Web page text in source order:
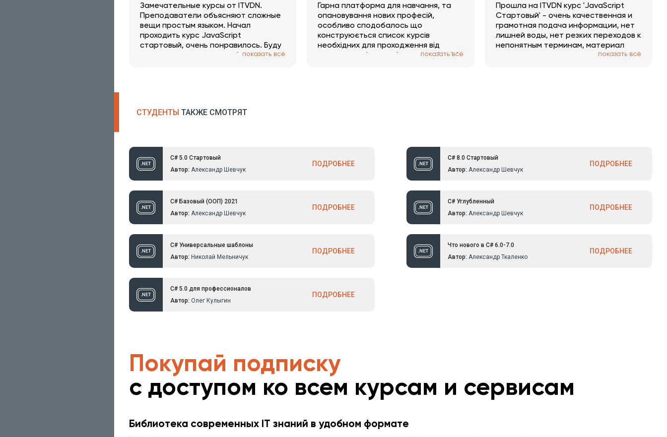
Замечательные курсы от ITVDN.
Преподаватели объясняют сложные
вещи простым языком. Начал
проходить курс JavaScript
стартовый, очень понравилось. Буду
рекомендовать эту платформупоказать всё
Гарна платформа для навчання, та
опановування нових професій,
особливо сподобалось що
конструюється список курсів
необхідних для проходження від
початку до кінця з обраної професії і
показать всё
Прошла на ITVDN курс 'JavaScript
Стартовый' - очень качественная и
грамотная подача информации, нет
лишней воды, нет резких переходов к
непонятным терминам, материал
подаётся как заявлено - для
маркетинга. Спасибо за труд всей
показать всё
СТУДЕНТЫ ТАКЖЕ СМОТРЯТ
C# 5.0 Стартовый
Автор: Александр Шевчук
ПОДРОБНЕЕ
C# 8.0 Стартовый
Автор: Александр Шевчук
ПОДРОБНЕЕ
C# Базовый (ООП) 2021
Автор: Александр Шевчук
ПОДРОБНЕЕ
C# Углубленный
Автор: Александр Шевчук
ПОДРОБНЕЕ
C# Универсальные шаблоны
Автор: Николай Мельничук
ПОДРОБНЕЕ
Что нового в C# 6.0-7.0
Автор: Александр Ткаленко
ПОДРОБНЕЕ
C# 5.0 для профессионалов
Автор: Олег Кулыгин
ПОДРОБНЕЕ
Покупай подписку
с доступом ко всем курсам и сервисам
Библиотека современных IT знаний в удобном формате